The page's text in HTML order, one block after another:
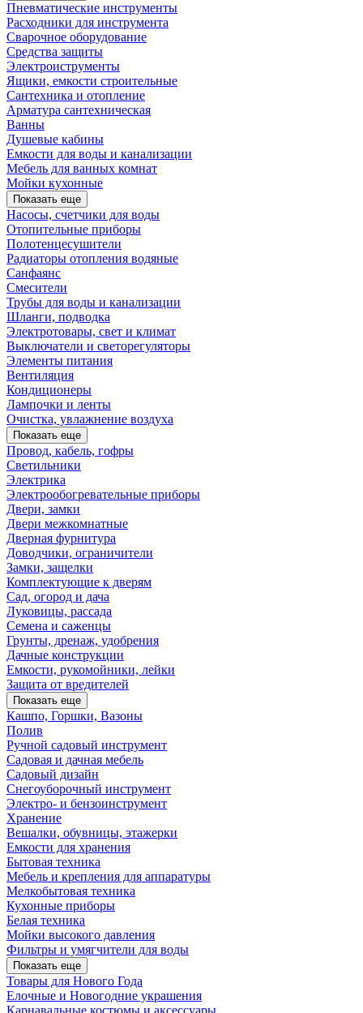
Пневматические инструменты
Расходники для инструмента
Сварочное оборудование
Средства защиты
Электроиструменты
Ящики, емкости строительные
Сантехника и отопление
Арматура сантехническая
Ванны
Душевые кабины
Емкости для воды и канализации
Мебель для ванных комнат
Мойки кухонные
Показать еще
Насосы, счетчики для воды
Отопительные приборы
Полотенцесушители
Радиаторы отопления водяные
Санфаянс
Смесители
Трубы для воды и канализации
Шланги, подводка
Электротовары, свет и климат
Выключатели и светорегуляторы
Элементы питания
Вентиляция
Кондиционеры
Лампочки и ленты
Очистка, увлажнение воздуха
Показать еще
Провод, кабель, гофры
Светильники
Электрика
Электрообогревательные приборы
Двери, замки
Двери межкомнатные
Дверная фурнитура
Доводчики, ограничители
Замки, защелки
Комплектующие к дверям
Сад, огород и дача
Луковицы, рассада
Семена и саженцы
Грунты, дренаж, удобрения
Дачные конструкции
Емкости, рукомойники, лейки
Защита от вредителей
Показать еще
Кашпо, Горшки, Вазоны
Полив
Ручной садовый инструмент
Садовая и дачная мебель
Садовый дизайн
Снегоуборочный инструмент
Электро- и бензоинструмент
Хранение
Вешалки, обувницы, этажерки
Емкости для хранения
Бытовая техника
Мебель и крепления для аппаратуры
Мелкобытовая техника
Кухонные приборы
Белая техника
Мойки высокого давления
Фильтры и умягчители для воды
Показать еще
Товары для Нового Года
Елочные и Новогодние украшения
Карнавальные костюмы и аксессуары